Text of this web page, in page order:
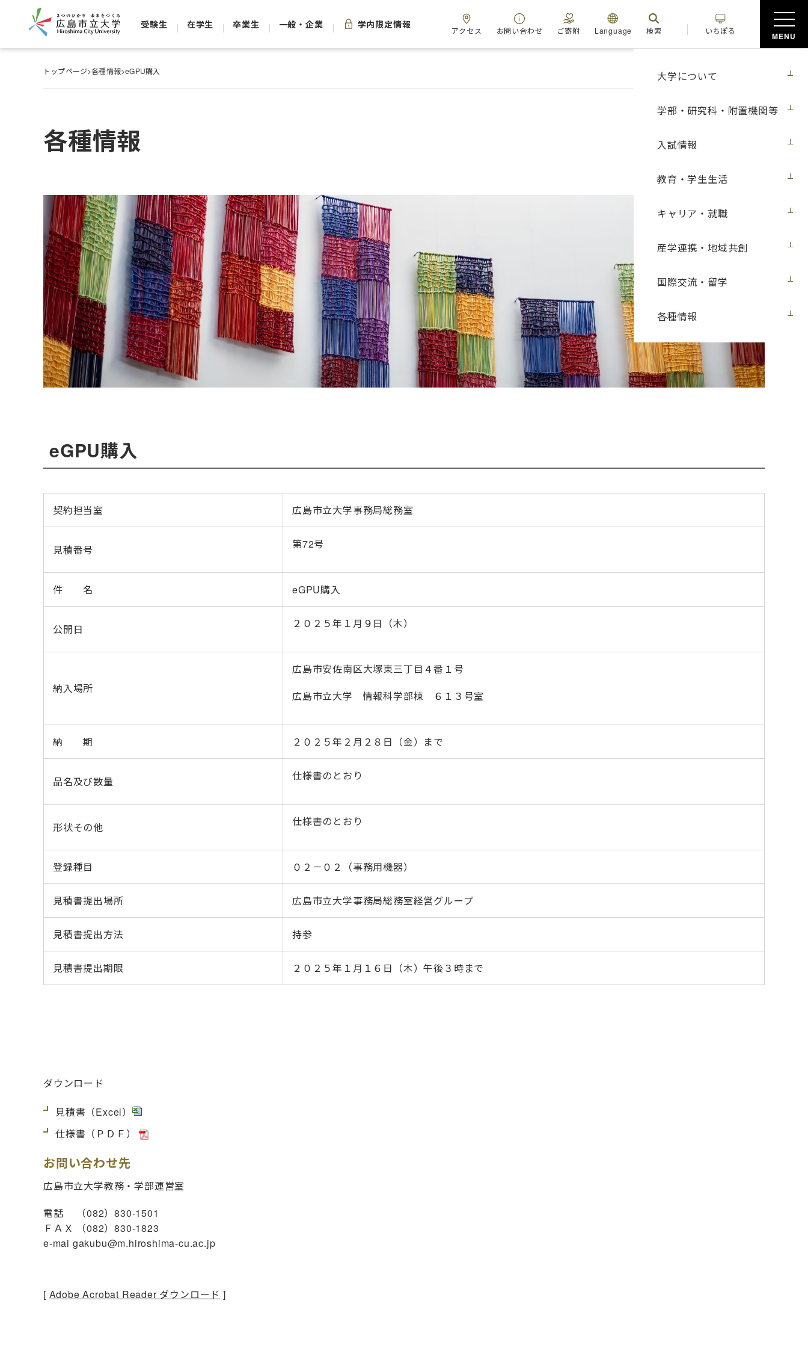
大学について
学部・研究科・附置機関等
入試情報
教育・学生生活
キャリア・就職
産学連携・地域共創
国際交流・留学
各種情報
受験生 在学生 卒業生 一般・企業 学内限定情報
アクセス お問い合わせ ご寄附 Language 検索 いちぽる
MENU
トップページ>各種情報>eGPU購入
各種情報
eGPU購入
契約担当室 広島市立大学事務局総務室
見積番号 第72号
件 名 eGPU購入
公開日 ２０２５年１月９日（木）
納入場所
広島市安佐南区大塚東三丁目４番１号
広島市立大学 情報科学部棟 ６１３号室
納 期 ２０２５年２月２８日（金）まで
品名及び数量 仕様書のとおり
形状その他 仕様書のとおり
登録種目 ０２－０２（事務用機器）
見積書提出場所 広島市立大学事務局総務室経営グループ
見積書提出方法 持参
見積書提出期限 ２０２５年１月１６日（木）午後３時まで
ダウンロード
見積書 （Excel）
仕様書 （ＰＤＦ）
お問い合わせ先
広島市立大学教務・学部運営室
電話 （082）830-1501
ＦＡＸ （082）830-1823
e-mai gakubu@m.hiroshima-cu.ac.jp
[ Adobe Acrobat Reader ダウンロード ]